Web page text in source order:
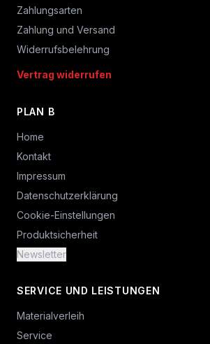
Zahlungsarten
Zahlung und Versand
Widerrufsbelehrung
Vertrag widerrufen
PLAN B
Home
Kontakt
Impressum
Datenschutzerklärung
Cookie-Einstellungen
Produktsicherheit
Newsletter
SERVICE UND LEISTUNGEN
Materialverleih
Service